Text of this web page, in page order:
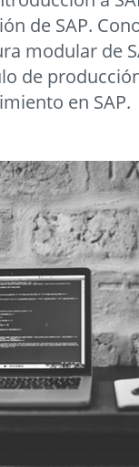
de SAP.
modular de
de
en SAP.